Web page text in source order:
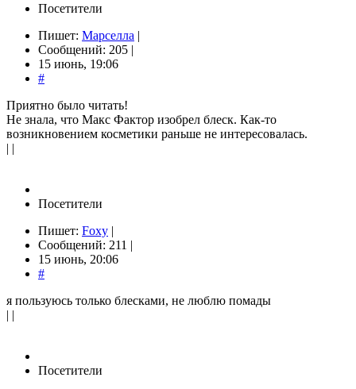
Посетители
Пишет: Марселла |
Сообщений: 205 |
15 июнь, 19:06
#
Приятно было читать!
Не знала, что Макс Фактор изобрел блеск. Как-то
возникновением косметики раньше не интересовалась.
| |
Посетители
Пишет: Foxy |
Сообщений: 211 |
15 июнь, 20:06
#
я пользуюсь только блесками, не люблю помады
| |
Посетители